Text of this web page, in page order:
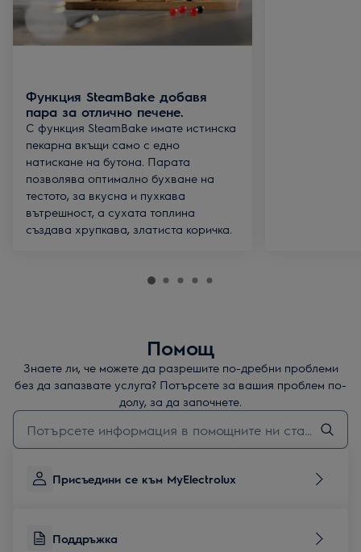
Функция SteamBake добавя
пара за отлично печене.
С функция SteamBake имате истинска
пекарна вкъщи само с едно
натискане на бутона. Парата
позволява оптимално бухване на
тестото, за вкусна и пухкава
вътрешност, а сухата топлина
създава хрупкава, златиста коричка.
Помощ
Знаете ли, че можете да разрешите по-дребни проблеми
без да запазвате услуга? Потърсете за вашия проблем по-
долу, за да започнете.
Въведете текст за да потърсите статии за поддръжка
Присъедини се към MyElectrolux
Поддръжка